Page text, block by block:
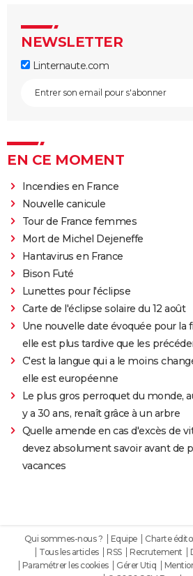
NEWSLETTER
Linternaute.com
EN CE MOMENT
Incendies en France
Nouvelle canicule
Tour de France femmes
Mort de Michel Dejeneffe
Hantavirus en France
Bison Futé
Lunettes pour l'éclipse
Carte de l'éclipse solaire du 12 août
Une nouvelle date évoquée pour la
elle est plus tardive que les
C'est la langue qui a le moins
elle est européenne
Le plus gros perroquet du monde,
y a 30 ans, renaît grâce à un arbre
Quelle amende en cas d'excès de
devez absolument savoir avant de
vacances
Qui sommes-nous ? Equipe Charte
Tous les articles
RSS Recrutement
Paramétrer les cookies
Gérer Utiq